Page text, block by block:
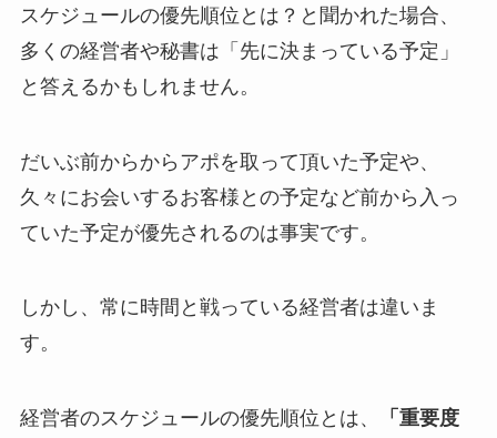
スケジュールの優先順位とは？と聞かれた場合、
多くの経営者や秘書は「先に決まっている予定」
と答えるかもしれません。
だいぶ前からからアポを取って頂いた予定や、
久々にお会いするお客様との予定など前から入っ
ていた予定が優先されるのは事実です。
しかし、常に時間と戦っている経営者は違いま
す。
経営者のスケジュールの優先順位とは、
「重要度